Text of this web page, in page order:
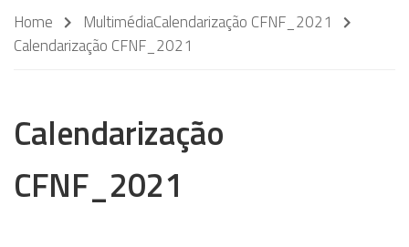
Home MultimédiaCalendarização CFNF_2021
Calendarização CFNF_2021
Calendarização
CFNF_2021